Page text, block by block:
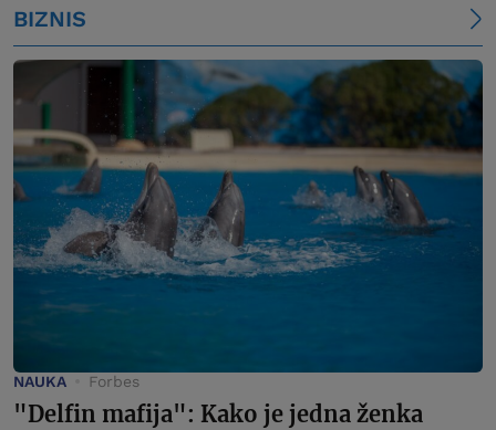
BIZNIS
NAUKA Forbes
"Delfin mafija": Kako je jedna ženka